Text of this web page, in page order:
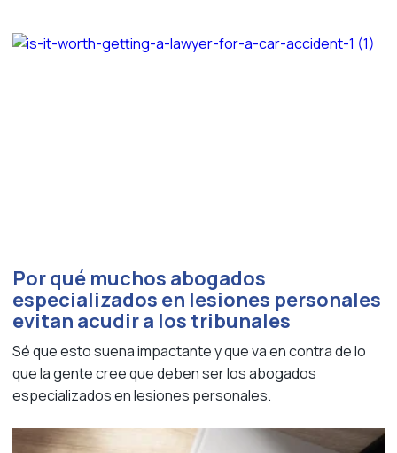
Por qué muchos abogados
especializados en lesiones personales
evitan acudir a los tribunales
Sé que esto suena impactante y que va en contra de lo
que la gente cree que deben ser los abogados
especializados en lesiones personales.